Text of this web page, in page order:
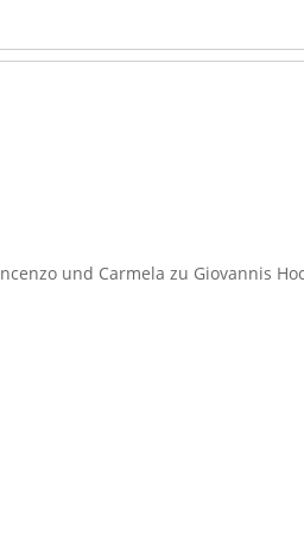
und Carmela zu Giovannis